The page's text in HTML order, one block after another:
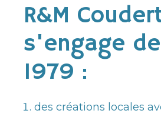
R&M
s'engage
1979 :
des créations locales